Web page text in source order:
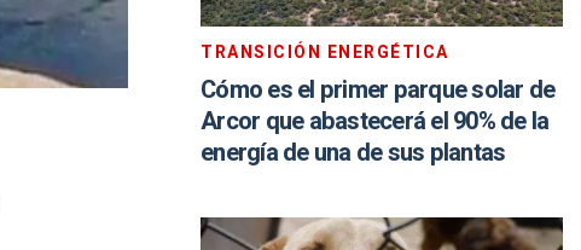
TRANSICIÓN ENERGÉTICA
Cómo es el primer parque solar de
Arcor que abastecerá el 90% de la
energía de una de sus plantas